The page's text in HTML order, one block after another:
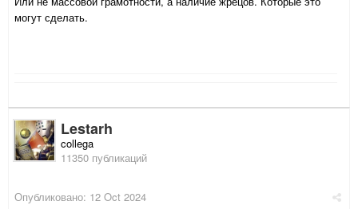
могут сделать.
Lestarh
collega
11350 публикаций
Опубликовано: 12 Oct 2024